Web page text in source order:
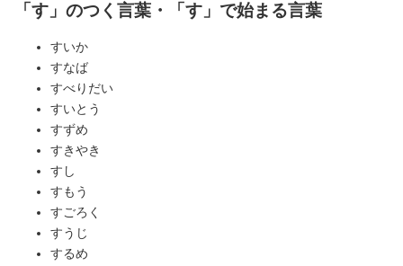
「す」のつく言葉・「す」で始まる言葉
すいか
すなば
すべりだい
すいとう
すずめ
すきやき
すし
すもう
すごろく
すうじ
するめ